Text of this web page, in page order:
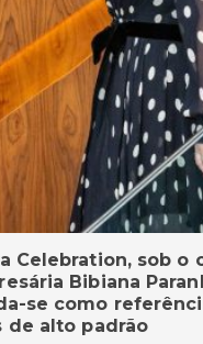
Celebration, sob o
Bibiana
se como
de alto padrão